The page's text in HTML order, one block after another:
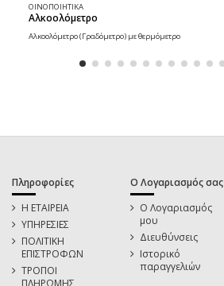
ΟΙΝΟΠΟΙΗΤΙΚΑ
Αλκοολόμετρο
Αλκοολόμετρο (Γραδόμετρο) με θερμόμετρο
Πληροφορίες
Η ΕΤΑΙΡΕΙΑ
ΥΠΗΡΕΣΙΕΣ
ΠΟΛΙΤΙΚΗ
ΕΠΙΣΤΡΟΦΩΝ
ΤΡΟΠΟΙ
ΠΛΗΡΩΜΗΣ
Ο Λογαριασμός σας
Ο Λογαριασμός
μου
Διευθύνσεις
Ιστορικό
παραγγελιών